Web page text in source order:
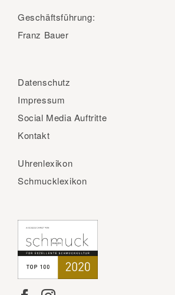
Geschäftsführung:
Franz Bauer
Datenschutz
Impressum
Social Media Auftritte
Kontakt
Uhrenlexikon
Schmucklexikon